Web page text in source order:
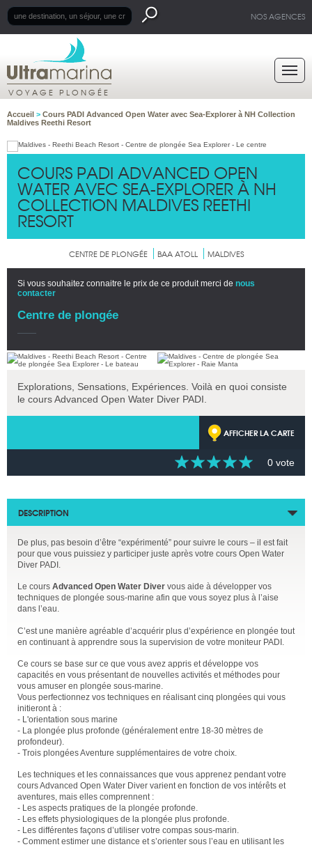
NOS AGENCES
VOYAGE PLONGÉE
Accueil > Cours PADI Advanced Open Water avec Sea-Explorer à NH Collection
Maldives Reethi Resort
COURS PADI ADVANCED OPEN
WATER AVEC SEA-EXPLORER À NH
COLLECTION MALDIVES REETHI
RESORT
CENTRE DE PLONGÉE BAA ATOLL MALDIVES
Si vous souhaitez connaitre le prix de ce produit merci de nous
contacter
Centre de plongée
Explorations, Sensations, Expériences. Voilà en quoi consiste
le cours Advanced Open Water Diver PADI.
AFFICHER LA CARTE
0 vote
DESCRIPTION
De plus, pas besoin d’être “expérimenté” pour suivre le cours – il est fait
pour que vous puissiez y participer juste après votre cours Open Water
Diver PADI.
Le cours Advanced Open Water Diver vous aide à développer vos
techniques de plongée sous-marine afin que vous soyez plus à l’aise
dans l’eau.
C’est une manière agréable d’acquérir plus d’expérience en plongée tout
en continuant à apprendre sous la supervision de votre moniteur PADI.
Ce cours se base sur ce que vous avez appris et développe vos
capacités en vous présentant de nouvelles activités et méthodes pour
vous amuser en plongée sous-marine.
Vous perfectionnez vos techniques en réalisant cinq plongées qui vous
initieront à :
- L'orientation sous marine
- La plongée plus profonde (généralement entre 18-30 mètres de
profondeur).
- Trois plongées Aventure supplémentaires de votre choix.
Les techniques et les connaissances que vous apprenez pendant votre
cours Advanced Open Water Diver varient en fonction de vos intérêts et
aventures, mais elles comprennent :
- Les aspects pratiques de la plongée profonde.
- Les effets physiologiques de la plongée plus profonde.
- Les différentes façons d’utiliser votre compas sous-marin.
- Comment estimer une distance et s’orienter sous l’eau en utilisant les